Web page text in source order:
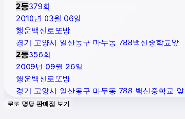
2등379회
2010년 03월 06일
행운백신로또방
경기 고양시 일산동구 마두동 788백신중학교앞
2등356회
2009년 09월 26일
행운백신로또방
경기 고양시 일산동구 마두동 788 백신중학교 앞
로또 명당 판매점 보기